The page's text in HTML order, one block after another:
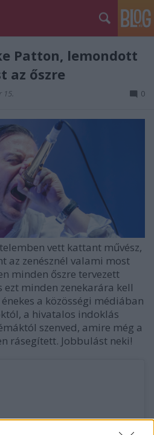
Patton, lemondott
az őszre
15. 0
vett kattant művész,
az zenésznél valami most
minden őszre tervezett
minden zenekarára kell
a közösségi médiában
a hivatalos indoklás
szenved, amire még a
rásegített. Jobbulást neki!